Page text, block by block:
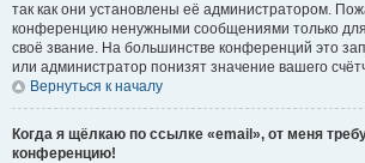
так как они установлены её администратором.
конференцию ненужными сообщениями только
своё звание. На большинстве конференций это
или администратор понизят значение вашего
Вернуться к началу
Когда я щёлкаю по ссылке «email», от меня
конференцию!